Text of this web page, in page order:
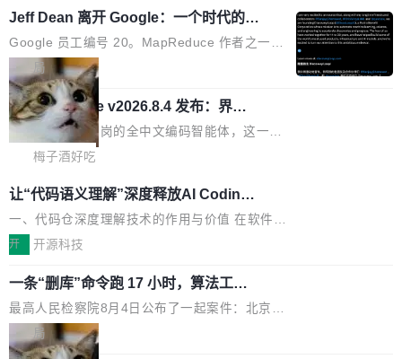
个独立于业务线程的全局通信引擎（Engine），
并实...
Coding 从个人辅助工具逐步走向团队级、组织
级应用，企业在规模化落地过程中，对安全性、
可控性和代码质量提出了更高要求。 首先是数据
安全与合规要求。对于大多数普通研发场景，公
有云模型能够满足快速试用和效率提升的需求。
但对于金融、能源、医疗等对数据安全要求较...
产品应用、支撑保障、专题等五大方向。深信服
AI算力网关（AI创新平台）成功入选！ 随着各行
各业的Agent走向规模化建设，算力构成形态逐
渐丰富，用户关注的重点也在发生变化：不只是
让AI用起来，还要进一步看清混合算力时代下，
Token花在哪里、算力是否被充分利用，以及持
续增长的AI成本该如何优化。 深信服AI算力网关
理两个方面，让用户的每一份算力都看得清、管
得住、用得稳、省得下、更安全！ 一、从现在开
始，Token使用一目...
Jeff Dean 离开 Google：一个时代的结
束，一个实验室的开始
Google 员工编号 20。MapReduce 作者之一。
Bigtable 作者之一。TensorFlow 的作者之一。
Gemini 的架构师。Google 首席科学家。 Jeff D
ean 在 Google 工作了 27 年后，宣布离职。 他
不是一个人走。一同离开的还有 Sanjay Ghema
wat（Google 员工编号 23，Jeff Dean 二十多
作者）、Quoc Le（Google 大脑核心成员，Se
q2Seq 和 DocAI 的共同发明人）以及 Oriol Vin
yals（Gemini 联合负责人，AlphaSta...
局
🔥 SolonCode v2026.8.4 发布：界面
字体可调、22 种语言、记忆搜索增强
打开终端就能上岗的全中文编码智能体，这一轮
把「看得清、用母语、记得住」三件事一次补
耳科技研发的企业级终端编码智能体——一位全
中文驱动的数字员工，自主理解需求、规划步
骤、编写代码。不挑模型、不挑平台，curl 一行
b 安装 支持 Java 8+（8~26）、macOS / Linu
x / Windows / Harmony PC。 # macOS / Linu
x / Harmony PC curl -fsSL https://solon.noea
r.org/solon...
梅子酒好吃
让“代码语义理解”深度释放AI Coding
价值潜能：华为云码道（CodeArts）
代码仓技术解析
一、代码仓深度理解技术的作用与价值 在软件工
程实践中，代码仓是企业核心知识资产的主要载
个文件，其规模远超单次模型调用可承载的上下
文窗口。随着项目规模的持续扩张与代码历史的
不断累积，代码仓中的模块关系、接口契约、业
务逻辑等关键信息往往分散于数十乃至数百个文
开 开源科技
一条“删库”命令跑 17 小时，算法工程
师删光 89TB 数据只为干私活
最高人民检察院8月4日公布了一起案件：北京一
名90后算法工程师王某，为了给自己接的私活腾
服务器空间，删光了公司AI游戏部门的全部核心
局